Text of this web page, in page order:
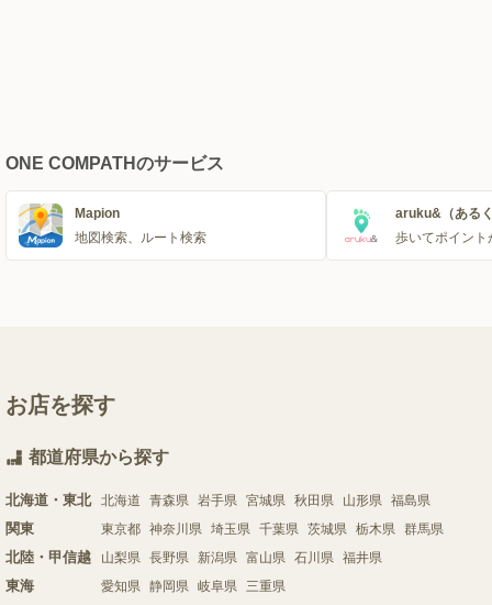
ONE COMPATHのサービス
Mapion
地図検索、ルート検索
aruku&（ある
歩いてポイント
お店を探す
都道府県から探す
北海道・東北 北海道 青森県 岩手県 宮城県 秋田県 山形県 福島県
関東 東京都 神奈川県 埼玉県 千葉県 茨城県 栃木県 群馬県
北陸・甲信越 山梨県 長野県 新潟県 富山県 石川県 福井県
東海 愛知県 静岡県 岐阜県 三重県